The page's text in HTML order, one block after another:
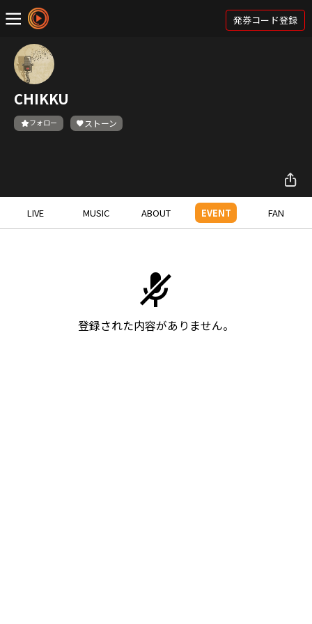
発券コード登録
CHIKKU
フォロー ストーン
LIVE MUSIC ABOUT EVENT FAN
登録された内容がありません。